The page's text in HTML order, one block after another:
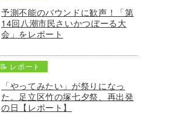
予測不能のバウンドに歓声！「第
14回八潮市民さいかつぼーる大
会」をレポート
📝 レポート
「やってみたい」が祭りになっ
た。足立区竹の塚七夕祭、再出発
の日【レポート】